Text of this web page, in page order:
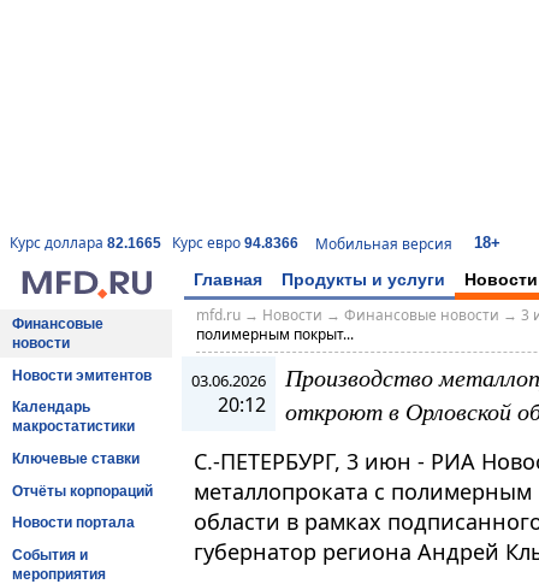
Курс доллара 82.1665 Курс евро 94.8366 Мобильная версия 18+
Главная Продукты и услуги Новости
Финансовые
новости
Новости эмитентов
Календарь
макростатистики
Ключевые ставки
Отчёты корпораций
Новости портала
События и
мероприятия
mfd.ru→ Новости → Финансовые новости → 3
полимерным покрыт...
03.06.2026
20:12
Производство
откроют в Орловской
С.-ПЕТЕРБУРГ, 3 июн - РИА
металлопроката с
области в рамках
губернатор региона Андрей